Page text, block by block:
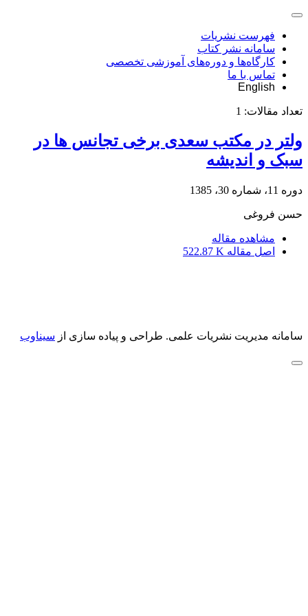
فهرست نشریات
سامانه نشر کتاب
کارگاه‌ها و دوره‌های آموزشی تخصصی
تماس با ما
English
تعداد مقالات: 1
ولتر در مکتب سعدی برخی تجانس ها در
سبک و اندیشه
دوره 11، شماره 30، 1385
حسن فروغی
مشاهده مقاله
اصل مقاله 522.87 K
سامانه مدیریت نشریات علمی. طراحی و پیاده سازی از سیناوب